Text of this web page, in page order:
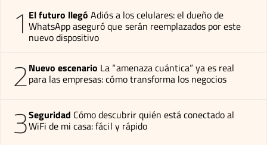
1 El futuro llegó Adiós a los celulares: el dueño de
WhatsApp aseguró que serán reemplazados por este
nuevo dispositivo
2Nuevo escenario La “amenaza cuántica” ya es real
para las empresas: cómo transforma los negocios
3Seguridad Cómo descubrir quién está conectado al
WiFi de mi casa: fácil y rápido